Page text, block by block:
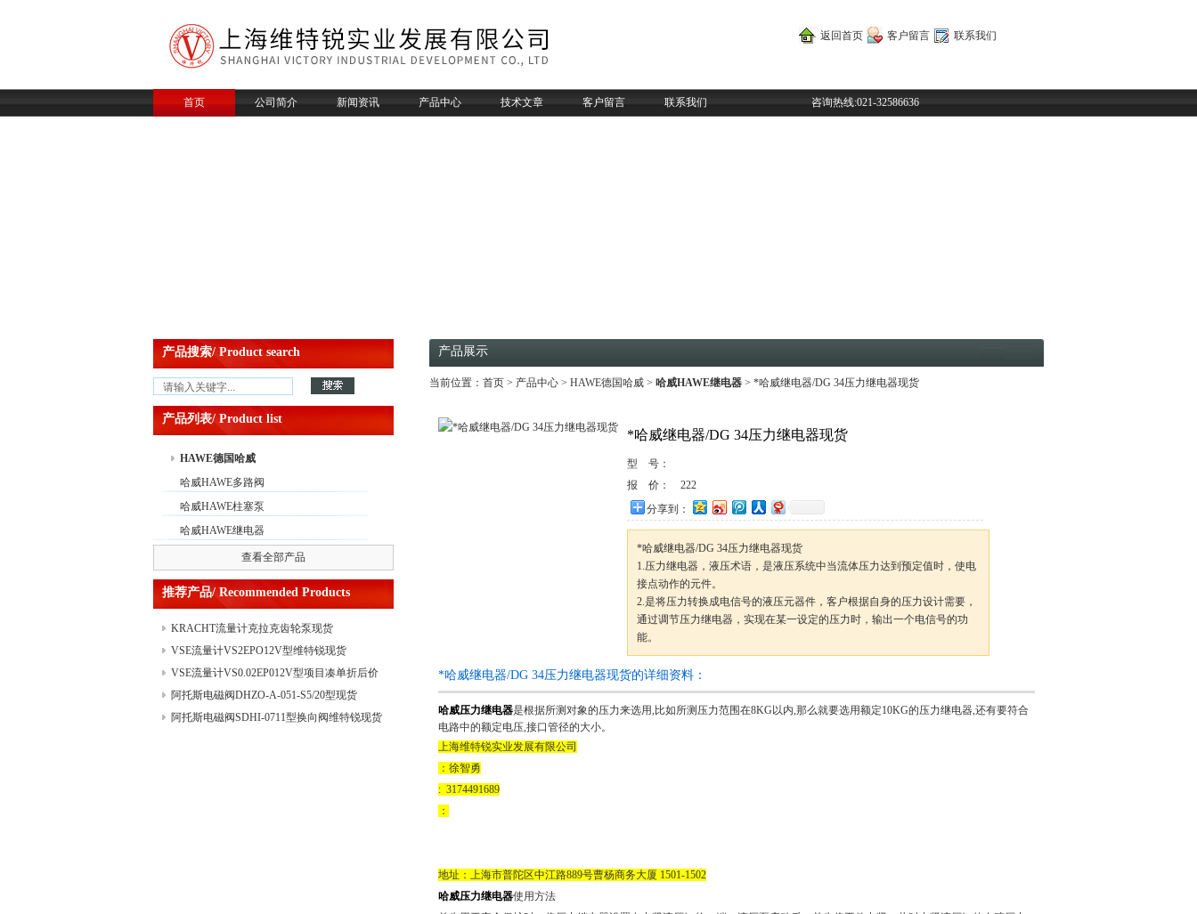
返回首页 客户留言 联系我们
首页 公司简介 新闻资讯 产品中心 技术文章 客户留言 联系我们 咨询热线:021-32586636
产品搜索/ Product search
产品列表/ Product list
HAWE德国哈威
哈威HAWE多路阀
哈威HAWE柱塞泵
哈威HAWE继电器
查看全部产品
推荐产品/ Recommended Products
KRACHT流量计克拉克齿轮泵现货
VSE流量计VS2EPO12V型维特锐现货
VSE流量计VS0.02EP012V型项目凑单折后价
阿托斯电磁阀DHZO-A-051-S5/20型现货
阿托斯电磁阀SDHI-0711型换向阀维特锐现货
产品展示
当前位置： 首页 > 产品中心 > HAWE德国哈威 > 哈威HAWE继电器 > *哈威继电器/DG 34压力继电器现货
*哈威继电器/DG 34压力继电器现货
型 号：
报 价：
222
分享到：
*哈威继电器/DG 34压力继电器现货
1.压力继电器，液压术语，是液压系统中当流体压力达到预定值时，使电
接点动作的元件。
2.是将压力转换成电信号的液压元器件，客户根据自身的压力设计需要，
通过调节压力继电器，实现在某一设定的压力时，输出一个电信号的功
能。
*哈威继电器/DG 34压力继电器现货的详细资料：
哈威压力继电器是根据所测对象的压力来选用,比如所测压力范围在8KG以内,那么就要选用额定10KG的压力继电器,还有要符合
电路中的额定电压,接口管径的大小。
上海维特锐实业发展有限公司
：徐智勇
: 3174491689
：
地址：上海市普陀区中江路889号曹杨商务大厦 1501-1502
哈威压力继电器使用方法